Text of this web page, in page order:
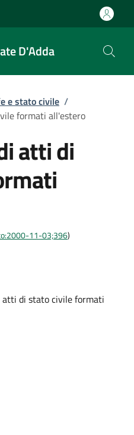
D'Adda
e stato civile /
formati all'estero
atti di
11-03;396)
atti di stato civile formati